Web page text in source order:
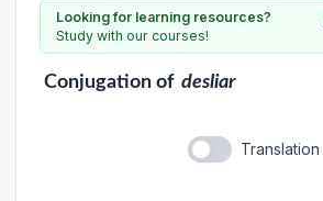
Looking for learning resources?
Study with our courses!
Conjugationof desliar
Translation